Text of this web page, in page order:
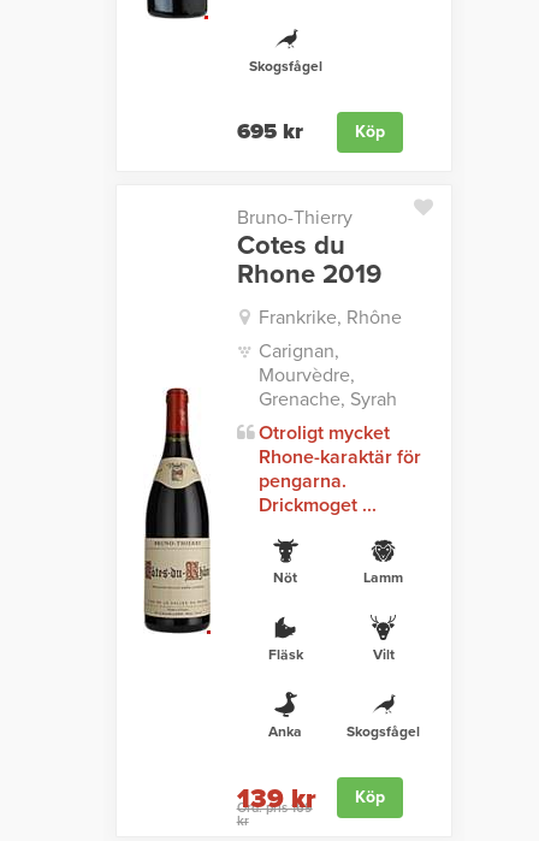
Skogsfågel
695 kr Köp
Bruno-Thierry
Cotes du
Rhone 2019
Frankrike, Rhône
Carignan,
Mourvèdre,
Grenache, Syrah
Otroligt mycket
Rhone-karaktär för
pengarna.
Drickmoget ...
Nöt Lamm
Fläsk Vilt
Anka Skogsfågel
Ord. pris 169
kr
139 kr Köp